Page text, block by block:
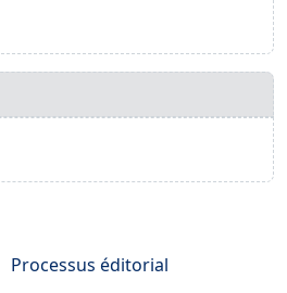
Processus éditorial